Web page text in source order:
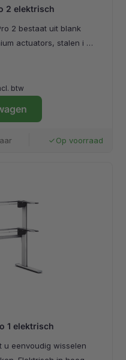
2 elektrisch
2 bestaat uit blank
actuators, stalen i …
btw
done Op voorraad
1 elektrisch
u eenvoudig wisselen